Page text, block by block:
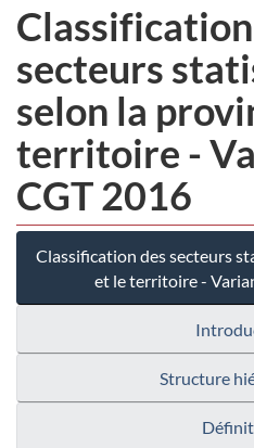
secteurs
selon la
territoire -
CGT 2016
Classification des secteurs
et le territoire -
Structure